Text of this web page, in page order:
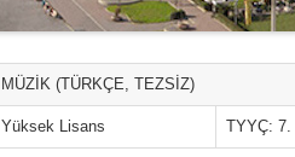
MÜZİK (TÜRKÇE, TEZSİZ)
Yüksek Lisans TYYÇ: 7.